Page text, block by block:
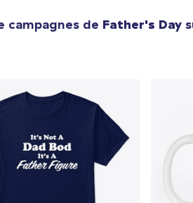
campagnes de Father's Day